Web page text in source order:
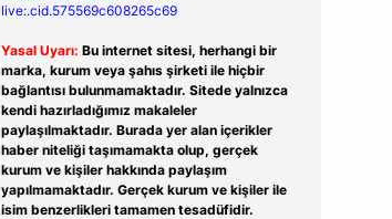
live:.cid.575569c608265c69
Yasal Uyarı: Bu internet sitesi, herhangi bir
marka, kurum veya şahıs şirketi ile hiçbir
bağlantısı bulunmamaktadır. Sitede yalnızca
kendi hazırladığımız makaleler
paylaşılmaktadır. Burada yer alan içerikler
haber niteliği taşımamakta olup, gerçek
kurum ve kişiler hakkında paylaşım
yapılmamaktadır. Gerçek kurum ve kişiler ile
isim benzerlikleri tamamen tesadüfidir.